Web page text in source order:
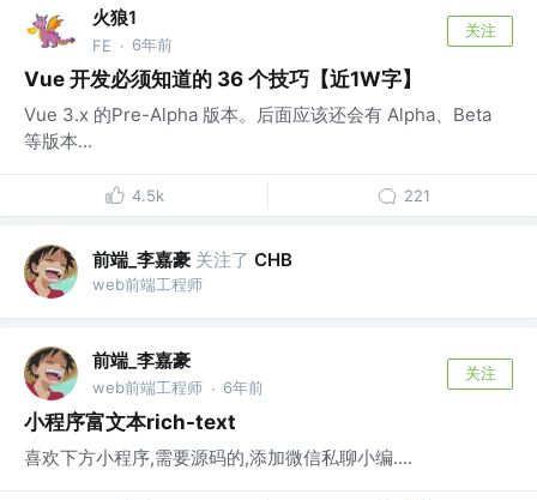
火狼1
FE · 6年前
关注
Vue 开发必须知道的 36 个技巧【近1W字】
Vue 3.x 的Pre-Alpha 版本。后面应该还会有 Alpha、Beta
等版本...
4.5k 221
前端_李嘉豪 关注了 CHB
web前端工程师
前端_李嘉豪
web前端工程师 · 6年前
关注
小程序富文本rich-text
喜欢下方小程序,需要源码的,添加微信私聊小编....